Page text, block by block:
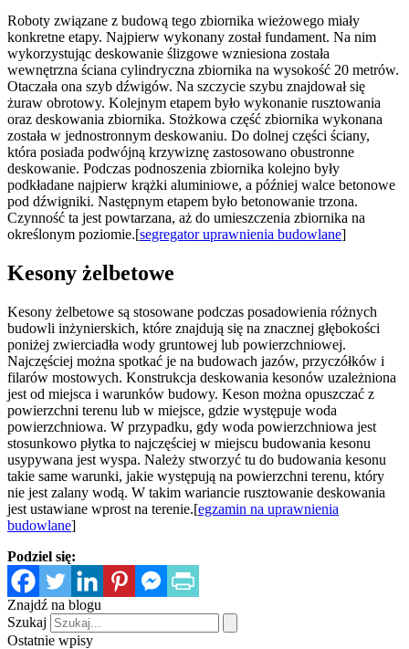
Roboty związane z budową tego zbiornika wieżowego miały
konkretne etapy. Najpierw wykonany został fundament. Na nim
wykorzystując deskowanie ślizgowe wzniesiona została
wewnętrzna ściana cylindryczna zbiornika na wysokość 20 metrów.
Otaczała ona szyb dźwigów. Na szczycie szybu znajdował się
żuraw obrotowy. Kolejnym etapem było wykonanie rusztowania
oraz deskowania zbiornika. Stożkowa część zbiornika wykonana
została w jednostronnym deskowaniu. Do dolnej części ściany,
która posiada podwójną krzywiznę zastosowano obustronne
deskowanie. Podczas podnoszenia zbiornika kolejno były
podkładane najpierw krążki aluminiowe, a później walce betonowe
pod dźwigniki. Następnym etapem było betonowanie trzona.
Czynność ta jest powtarzana, aż do umieszczenia zbiornika na
określonym poziomie.[segregator uprawnienia budowlane]
Kesony żelbetowe
Kesony żelbetowe są stosowane podczas posadowienia różnych
budowli inżynierskich, które znajdują się na znacznej głębokości
poniżej zwierciadła wody gruntowej lub powierzchniowej.
Najczęściej można spotkać je na budowach jazów, przyczółków i
filarów mostowych. Konstrukcja deskowania kesonów uzależniona
jest od miejsca i warunków budowy. Keson można opuszczać z
powierzchni terenu lub w miejsce, gdzie występuje woda
powierzchniowa. W przypadku, gdy woda powierzchniowa jest
stosunkowo płytka to najczęściej w miejscu budowania kesonu
usypywana jest wyspa. Należy stworzyć tu do budowania kesonu
takie same warunki, jakie występują na powierzchni terenu, który
nie jest zalany wodą. W takim wariancie rusztowanie deskowania
jest ustawiane wprost na terenie.[egzamin na uprawnienia
budowlane]
Podziel się:
Znajdź na blogu
Szukaj
Ostatnie wpisy